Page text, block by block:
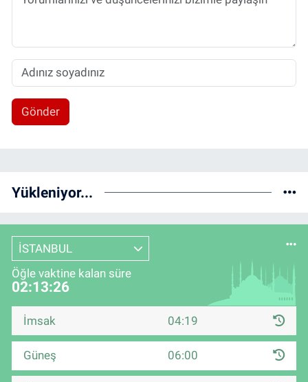
Gönder
Yükleniyor...
İSTANBUL
Öğle vaktine kalan süre
02:13:26
İmsak 04:19
Güneş 06:00